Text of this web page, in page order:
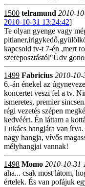
1500 telramund 2010-
2010-10-31 13:24:42]
Te olyan gyenge vagy
kapcsold tv-t 7-én ,mert
szereposztástól"Üdv
1499 Fabricius 2010-10-
6.-án énekel az
koncertet veszi fel a tv.
ismeretes, premier
régi vezetés szépen
kedvéért. Én láttam a
Lukács hangjára van
nagy hangja, vívős
mélyhangjai vannak!
1498 Momo 2010-10-31
aha... csak most látom,
értelek. És van pofájuk